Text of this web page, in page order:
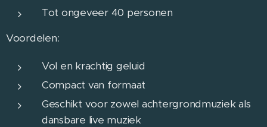
Tot ongeveer 40 personen
Voordelen:
Vol en krachtig geluid
Compact van formaat
Geschikt voor zowel achtergrondmuziek als
dansbare live muziek